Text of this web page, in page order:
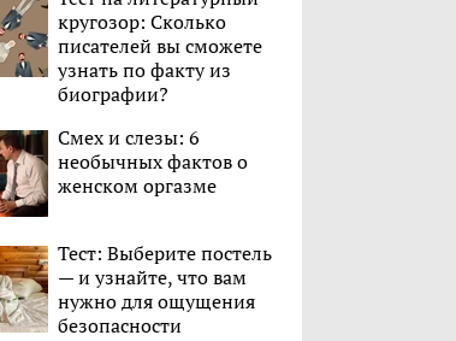
кругозор: Сколько
писателей вы сможете
узнать по факту из
биографии?
Смех и слезы: 6
необычных фактов о
женском оргазме
Тест: Выберите постель
— и узнайте, что вам
нужно для ощущения
безопасности